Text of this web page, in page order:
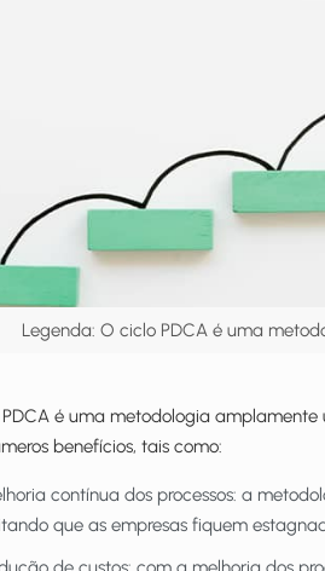
Legenda: O ciclo PDCA é uma
é uma metodologia amplamente
benefícios, tais como:
contínua dos processos: a
que as empresas fiquem